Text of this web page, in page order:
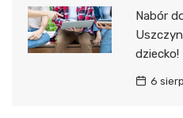
Nabór
dziecko!
6